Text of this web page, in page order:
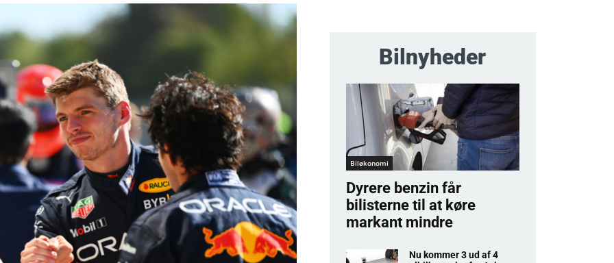
Bilnyheder
Biløkonomi
Dyrere benzin får
bilisterne til at køre
markant mindre
Nu kommer 3 ud af 4